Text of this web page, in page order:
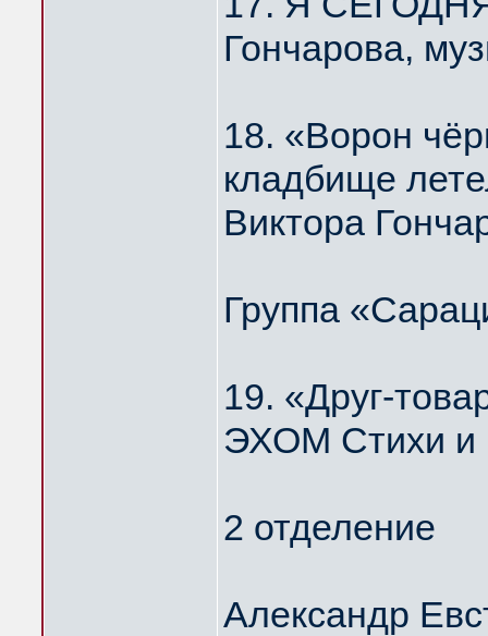
Гончарова,
18. «Ворон
кладбище
Виктора
Группа
19. «Друг-
ЭХОМ Стихи и
2 отделение
Александр